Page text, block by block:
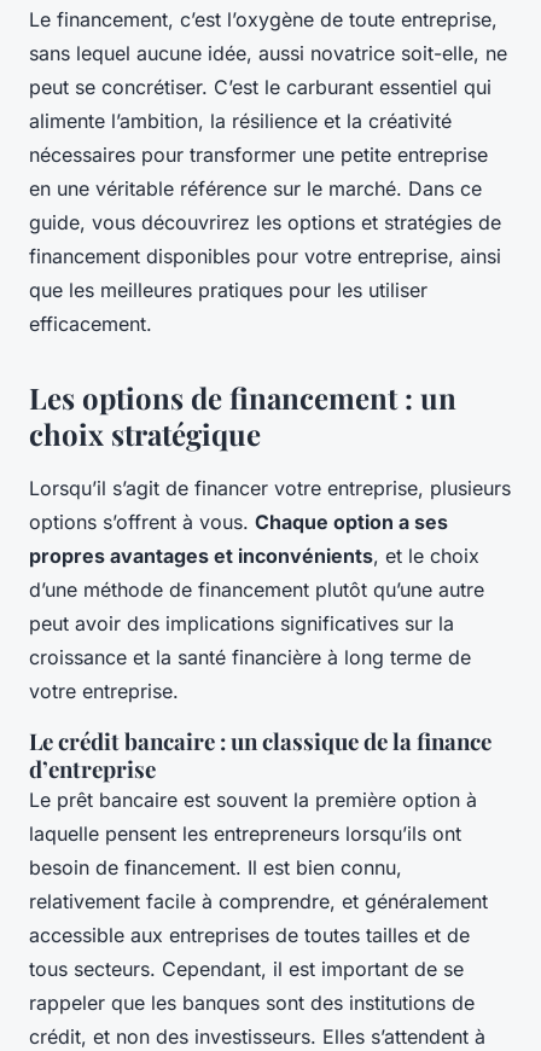
Le financement, c’est l’oxygène de toute entreprise,
sans lequel aucune idée, aussi novatrice soit-elle, ne
peut se concrétiser. C’est le carburant essentiel qui
alimente l’ambition, la résilience et la créativité
nécessaires pour transformer une petite entreprise
en une véritable référence sur le marché. Dans ce
guide, vous découvrirez les options et stratégies de
financement disponibles pour votre entreprise, ainsi
que les meilleures pratiques pour les utiliser
efficacement.
Les options de financement : un
choix stratégique
Lorsqu’il s’agit de financer votre entreprise, plusieurs
options s’offrent à vous. Chaque option a ses
propres avantages et inconvénients, et le choix
d’une méthode de financement plutôt qu’une autre
peut avoir des implications significatives sur la
croissance et la santé financière à long terme de
votre entreprise.
Le crédit bancaire : un classique de la finance
d’entreprise
Le prêt bancaire est souvent la première option à
laquelle pensent les entrepreneurs lorsqu’ils ont
besoin de financement. Il est bien connu,
relativement facile à comprendre, et généralement
accessible aux entreprises de toutes tailles et de
tous secteurs. Cependant, il est important de se
rappeler que les banques sont des institutions de
crédit, et non des investisseurs. Elles s’attendent à